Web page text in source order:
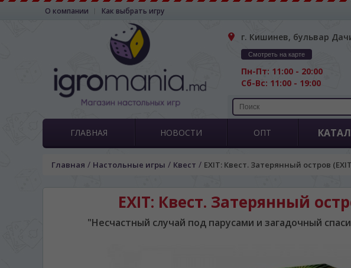
О компании Как выбрать игру
г. Кишинев, бульвар
Смотреть на карте
Пн-Пт: 11:00 - 20:00
Сб-Вс: 11:00 - 19:00
ГЛАВНАЯ НОВОСТИ ОПТ
Главная / Настольные игры / Квест / EXIT: Квест. Затерянный остров
EXIT: Квест. Затерянный
"Несчастный случай под парусами и загадочный